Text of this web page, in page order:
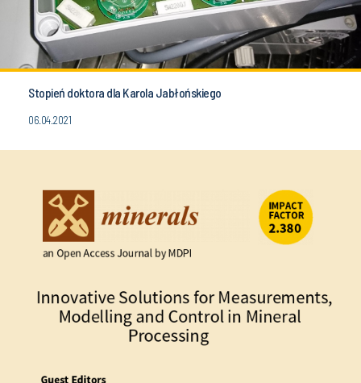
Stopień doktora dla Karola Jabłońskiego
06.04.2021